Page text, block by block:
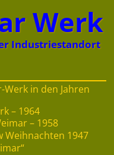
Werk
Industriestandort
Werk in den Jahren
– 1964
– 1958
Weihnachten 1947